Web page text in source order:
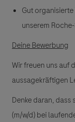
Gut
unserem
Deine Bewerbung
Wir freuen uns auf
aussagekräftigen
Denke daran, dass
(m/w/d) bei